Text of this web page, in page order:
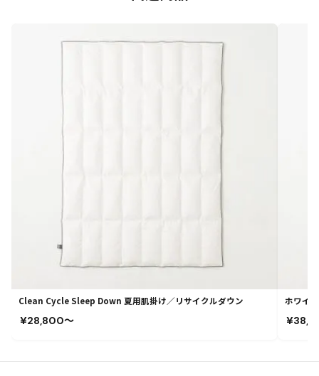
Clean Cycle Sleep Down 夏用肌掛け／リサイクルダウン
¥28,800〜
ホワイ